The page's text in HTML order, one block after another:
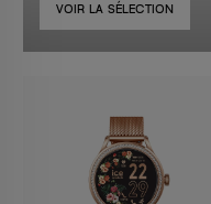
VOIR LA SÉLECTION